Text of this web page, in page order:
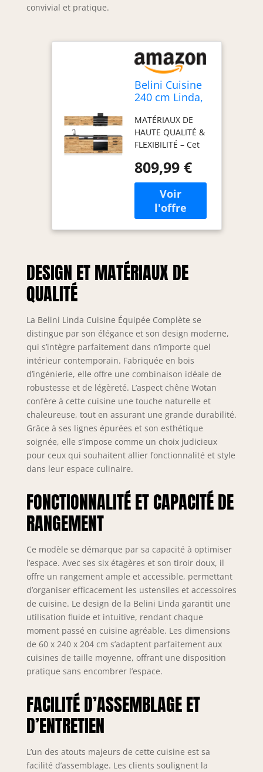
convivial et pratique.
Belini Cuisine
240 cm Linda,
Travail, Chêne
Wotan
MATÉRIAUX DE
HAUTE QUALITÉ &
FLEXIBILITÉ – Cet
meubles de
cuisine, fabriqué
en panneaux
décoratifs
Econatura
durables, séduit
gamme. Tous les
éléments sont
combinés et
positionnés
individuellement.
Inclus : notice de
montage, matériel
d’installation ainsi
que plans de
travail
personnalisables
selon la
configuration.
SYSTÈME NEXUS
modernes de la
technologie Soft-
Close, assurent
une fermeture
douce et
silencieuse.
Complétés par des
charnières Soft-
Close et des vérins
à gaz pour portes
et abattants.
Testés jusqu’à 60
une durabilité
maximale.
& ORGANISATION –
Organisation
809,99 €
DESIGN ET MATÉRIAUX DE
QUALITÉ
La Belini Linda Cuisine Équipée Complète se
distingue par son élégance et son design moderne,
qui s’intègre parfaitement dans n’importe quel
intérieur contemporain. Fabriquée en bois
d’ingénierie, elle offre une combinaison idéale de
robustesse et de légèreté. L’aspect chêne Wotan
confère à cette cuisine une touche naturelle et
chaleureuse, tout en assurant une grande durabilité.
Grâce à ses lignes épurées et son esthétique
soignée, elle s’impose comme un choix judicieux
pour ceux qui souhaitent allier fonctionnalité et style
dans leur espace culinaire.
FONCTIONNALITÉ ET CAPACITÉ DE
RANGEMENT
Ce modèle se démarque par sa capacité à optimiser
l’espace. Avec ses six étagères et son tiroir doux, il
offre un rangement ample et accessible, permettant
d’organiser efficacement les ustensiles et accessoires
de cuisine. Le design de la Belini Linda garantit une
utilisation fluide et intuitive, rendant chaque
moment passé en cuisine agréable. Les dimensions
de 60 x 240 x 204 cm s’adaptent parfaitement aux
cuisines de taille moyenne, offrant une disposition
pratique sans encombrer l’espace.
FACILITÉ D’ASSEMBLAGE ET
D’ENTRETIEN
L’un des atouts majeurs de cette cuisine est sa
facilité d’assemblage. Les clients soulignent la